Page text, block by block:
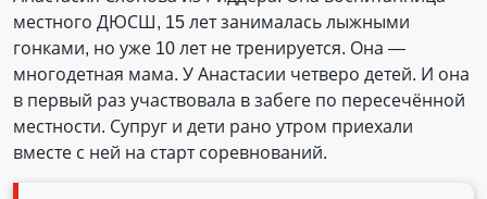
местного ДЮСШ, 15 лет занималась лыжными
гонками, но уже 10 лет не тренируется. Она —
многодетная мама. У Анастасии четверо детей. И она
в первый раз участвовала в забеге по пересечённой
местности. Супруг и дети рано утром приехали
вместе с ней на старт соревнований.